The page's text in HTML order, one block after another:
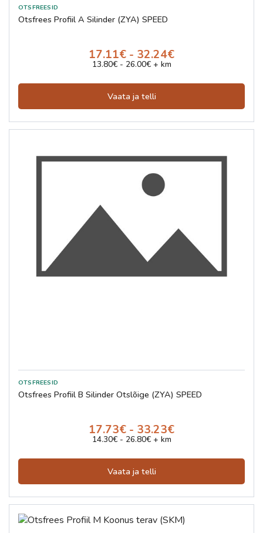
Otsfrees Profiil A Silinder (ZYA) SPEED
17.11€ - 32.24€
13.80€ - 26.00€ + km
Vaata ja telli
Otsfrees Profiil B Silinder Otslõige (ZYA) SPEED
17.73€ - 33.23€
14.30€ - 26.80€ + km
Vaata ja telli